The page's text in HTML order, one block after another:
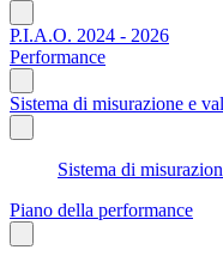
P.I.A.O. 2024 - 2026
Performance
Sistema di misurazione e
Sistema di
Piano della performance